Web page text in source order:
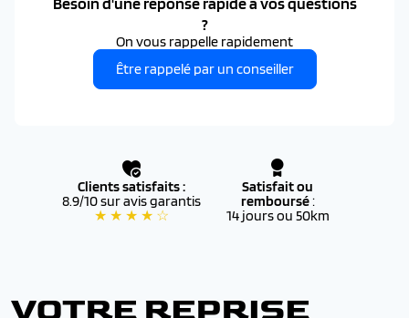
?
On vous rappelle rapidement
Être rappelé par un conseiller
Clients satisfaits :
8.9/10 sur avis garantis
★ ★ ★ ★ ☆
Satisfait ou
remboursé:
14 jours ou 50km